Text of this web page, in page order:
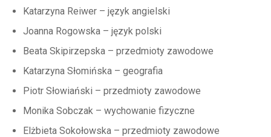
Katarzyna Reiwer – język angielski
Joanna Rogowska – język polski
Beata Skipirzepska – przedmioty zawodowe
Katarzyna Słomińska – geografia
Piotr Słowiański – przedmioty zawodowe
Monika Sobczak – wychowanie fizyczne
Elżbieta Sokołowska – przedmioty zawodowe